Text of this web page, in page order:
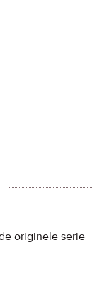
originele serie